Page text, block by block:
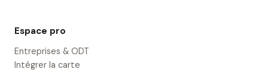
Espace pro
Entreprises & ODT
Intégrer la carte